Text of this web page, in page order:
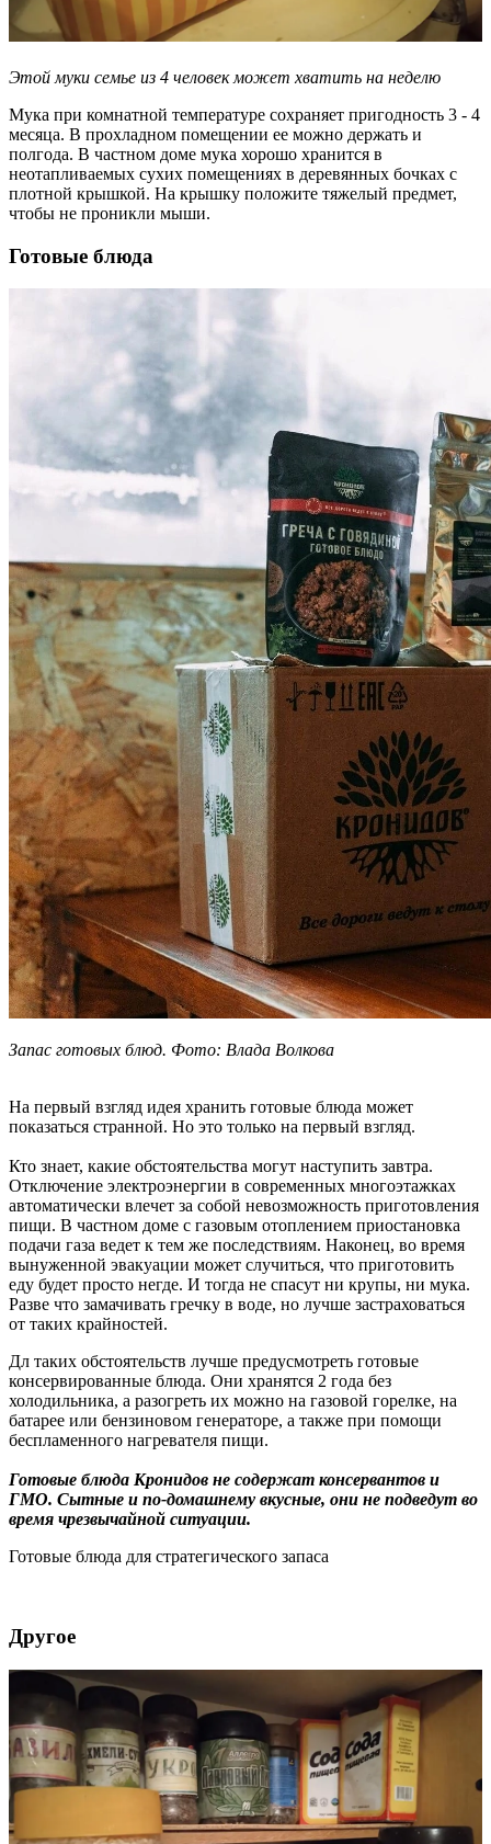
Этой муки семье из 4 человек может хватить на неделю
Мука при комнатной температуре сохраняет пригодность 3 - 4
месяца. В прохладном помещении ее можно держать и
полгода. В частном доме мука хорошо хранится в
неотапливаемых сухих помещениях в деревянных бочках с
плотной крышкой. На крышку положите тяжелый предмет,
чтобы не проникли мыши.
Готовые блюда
Запас готовых блюд. Фото: Влада Волкова
На первый взгляд идея хранить готовые блюда может
показаться странной. Но это только на первый взгляд.
Кто знает, какие обстоятельства могут наступить завтра.
Отключение электроэнергии в современных многоэтажках
автоматически влечет за собой невозможность приготовления
пищи. В частном доме с газовым отоплением приостановка
подачи газа ведет к тем же последствиям. Наконец, во время
вынуженной эвакуации может случиться, что приготовить
еду будет просто негде. И тогда не спасут ни крупы, ни мука.
Разве что замачивать гречку в воде, но лучше застраховаться
от таких крайностей.
Дл таких обстоятельств лучше предусмотреть готовые
консервированные блюда. Они хранятся 2 года без
холодильника, а разогреть их можно на газовой горелке, на
батарее или бензиновом генераторе, а также при помощи
беспламенного нагревателя пищи.
Готовые блюда Кронидов не содержат консервантов и
ГМО. Сытные и по-домашнему вкусные, они не подведут во
время чрезвычайной ситуации.
Готовые блюда для стратегического запаса
Другое